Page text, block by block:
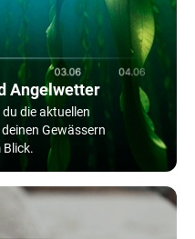
Angelwetter
die aktuellen
Gewässern
Blick.